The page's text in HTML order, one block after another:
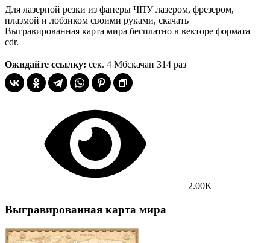
Для лазерной резки из фанеры ЧПУ лазером, фрезером,
плазмой и лобзиком своими руками, скачать
Выгравированная карта мира бесплатно в векторе формата
cdr.
Ожидайте ссылку: сек. 4 Мбскачан 314 раз
2.00K
Выгравированная карта мира